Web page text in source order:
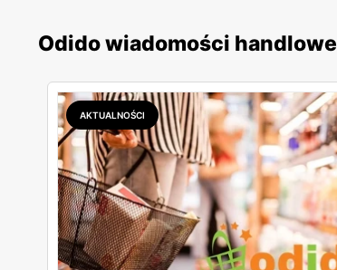
Odido wiadomości handlowe
AKTUALNOŚCI